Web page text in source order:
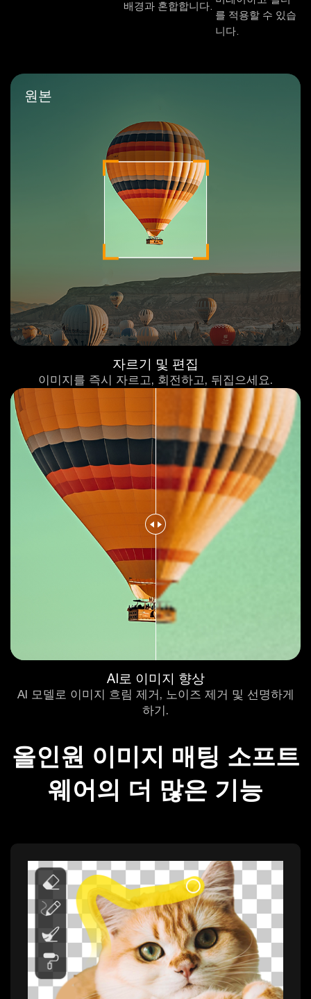
배경과 혼합합니다.
를 적용할 수 있습
니다.
원본
자르기 및 편집
이미지를 즉시 자르고, 회전하고, 뒤집으세요.
AI로 이미지 향상
AI 모델로 이미지 흐림 제거, 노이즈 제거 및 선명하게
하기.
올인원 이미지 매팅 소프트
웨어의 더 많은 기능